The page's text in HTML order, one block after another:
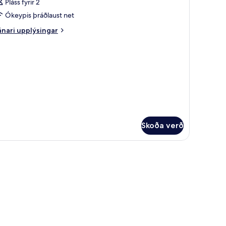
Pláss fyrir 2
Ókeypis þráðlaust net
upplýsingar
Skoða verð
skrifborð